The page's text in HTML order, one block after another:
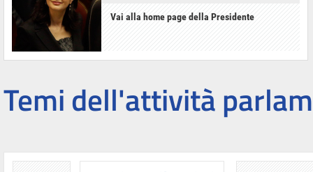
Vai alla home page della Presidente
Temi dell'attività